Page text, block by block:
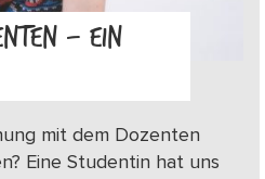
– EIN
mit dem Dozenten
Eine Studentin hat uns